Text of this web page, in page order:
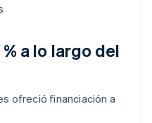
a lo largo del
ofreció financiación a